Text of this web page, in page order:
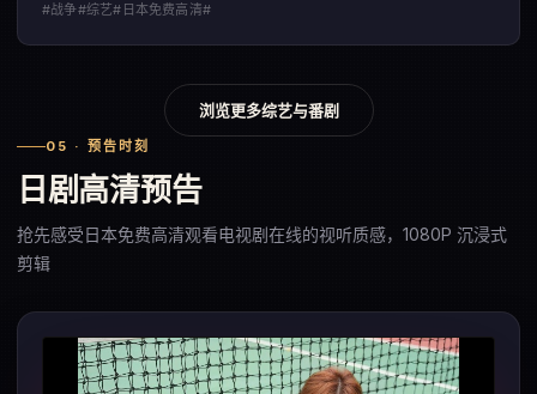
#战争#综艺#日本免费高清#
浏览更多综艺与番剧
05 · 预告时刻
日剧高清预告
抢先感受日本免费高清观看电视剧在线的视听质感，1080P 沉浸式
剪辑